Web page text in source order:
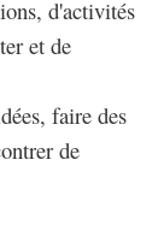
d'activités
et de
faire des
de